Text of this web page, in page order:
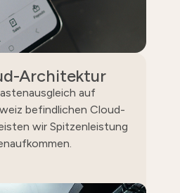
Architektur
auf
befindlichen Cloud-
wir Spitzenleistung